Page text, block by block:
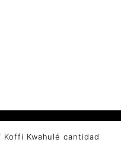
Koffi Kwahulé cantidad